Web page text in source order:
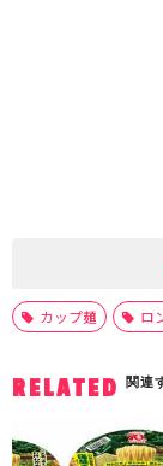
カップ麺 ロ
RELATED 関連